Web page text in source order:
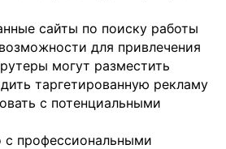
сайты по поиску работы
для привлечения
могут разместить
таргетированную рекламу
с потенциальными
с профессиональными